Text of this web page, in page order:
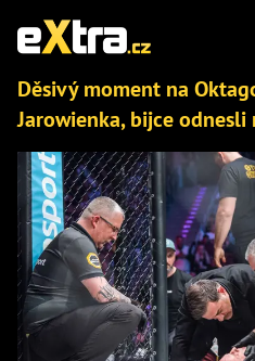
Děsivý moment na
Jarowienka, bijce odnesli